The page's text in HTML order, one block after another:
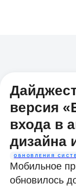
версия
входа в
дизайна
ОБНОВЛЕНИЯ
Мобильное
обновилось